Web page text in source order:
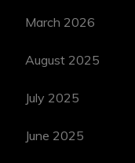
March 2026
August 2025
July 2025
June 2025